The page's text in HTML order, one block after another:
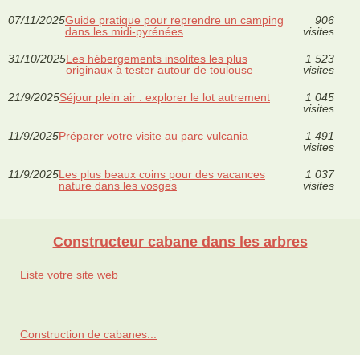
07/11/2025Guide pratique pour reprendre un camping
dans les midi-pyrénées
906
visites
31/10/2025Les hébergements insolites les plus
originaux à tester autour de toulouse
1 523
visites
21/9/2025Séjour plein air : explorer le lot autrement
1 045
visites
11/9/2025Préparer votre visite au parc vulcania
1 491
visites
11/9/2025Les plus beaux coins pour des vacances
nature dans les vosges
1 037
visites
Constructeur cabane dans les arbres
Liste votre site web
Construction de cabanes...